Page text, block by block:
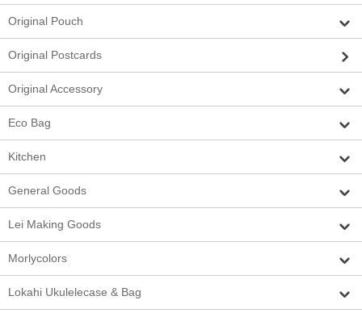
Original Pouch
Original Postcards
Original Accessory
Eco Bag
Kitchen
General Goods
Lei Making Goods
Morlycolors
Lokahi Ukulelecase & Bag